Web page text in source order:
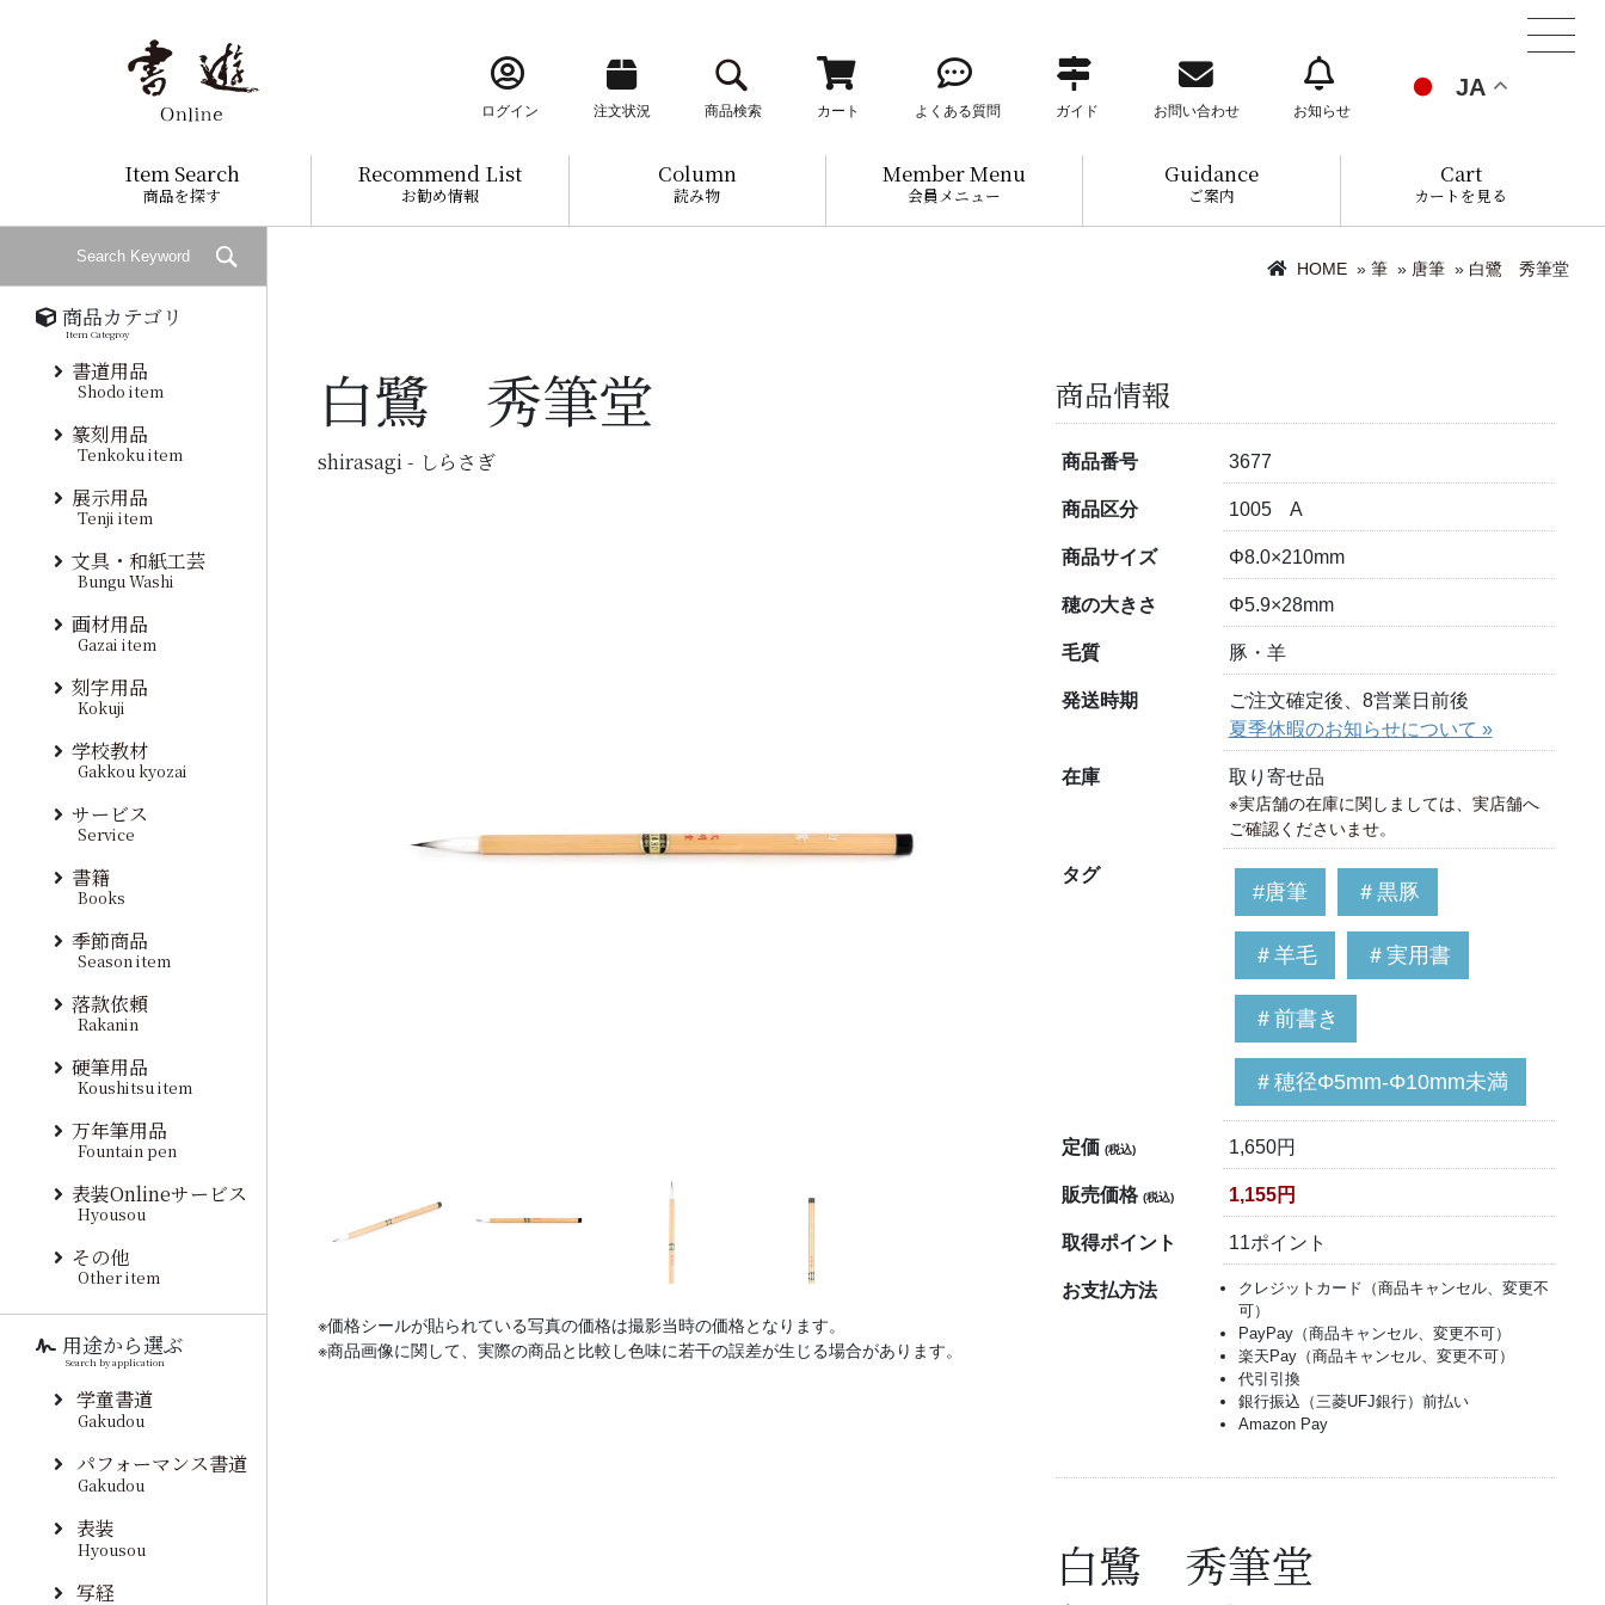
ログイン 注文状況 商品検索 カート よくある質問 ガイド お問い合わせ お知らせ
JA
Item Search
商品を探す
Recommend List
お勧め情報
Column
読み物
Member Menu
会員メニュー
Guidance
ご案内
Cart
カートを見る
HOME » 筆 » 唐筆 » 白鷺 秀筆堂
白鷺 秀筆堂
shirasagi - しらさぎ
※価格シールが貼られている写真の価格は撮影当時の価格となります。
※商品画像に関して、実際の商品と比較し色味に若干の誤差が生じる場合があります。
商品情報
商品番号 3677
商品区分 1005 A
商品サイズ Φ8.0×210mm
穂の大きさ Φ5.9×28mm
毛質 豚・羊
発送時期
ご注文確定後、8営業日前後
夏季休暇のお知らせについて »
在庫 取り寄せ品
※実店舗の在庫に関しましては、実店舗へ
ご確認くださいませ。
タグ
#唐筆 ＃黒豚
＃羊毛 ＃実用書
＃前書き
＃穂径Φ5mm-Φ10mm未満
定価(税込) 1,650円
販売価格(税込) 1,155円
取得ポイント 11ポイント
お支払方法
クレジットカード（商品キャンセル、変更不
可）
PayPay（商品キャンセル、変更不可）
楽天Pay（商品キャンセル、変更不可）
代引引換
銀行振込（三菱UFJ銀行）前払い
Amazon Pay
白鷺 秀筆堂
商品カテゴリ
Item Categroy
書道用品
Shodo item
篆刻用品
Tenkoku item
展示用品
Tenji item
文具・和紙工芸
Bungu Washi
画材用品
Gazai item
刻字用品
Kokuji
学校教材
Gakkou kyozai
サービス
Service
書籍
Books
季節商品
Season item
落款依頼
Rakanin
硬筆用品
Koushitsu item
万年筆用品
Fountain pen
表装Onlineサービス
Hyousou
その他
Other item
用途から選ぶ
Search by application
学童書道
Gakudou
パフォーマンス書道
Gakudou
表装
Hyousou
写経